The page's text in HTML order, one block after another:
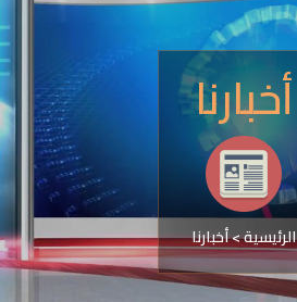
أخبارنا
الرئيسية>أخبارنا